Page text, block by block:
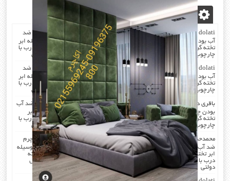
آخرین دیدگاه‌ها
dolatiدر صدا گیر…درب اکوستیک…چرم کردن درب با مرغوب ترین چرم ضد
آب بودن چرم …در هنگام چرم کردن همه ی درز های درب و چارچوب بوسیله ابر
تخته گرفته میشود که جلوی صدا را میگیرد . کار در محل انجام میشود که درب با
چارچوب فیکس میشود۰۹۱۹۶۳۷۵۸۰۰-۰۹۳۰۷۸۰۱۷۸۸مهندس دولتی
dolati
صدا گیر…درب اکوستیک…چرم کردن درب با مرغوب ترین چرم ضد
آب بودن چرم …در هنگام چرم کردن همه ی درز های درب و چارچوب بوسیله ابر
تخته گرفته میشود که جلوی صدا را میگیرد . کار در محل انجام میشود که درب با
چارچوب فیکس میشود۰۹۱۹۶۳۷۵۸۰۰-۰۹۳۰۷۸۰۱۷۸۸مهندس دولتی
باقری در
صدا گیر…درب اکوستیک…چرم کردن درب با مرغوب ترین چرم ضد آب
بودن چرم …در هنگام چرم کردن همه ی درز های درب و چارچوب بوسیله ابر
تخته گرفته میشود که جلوی صدا را میگیرد . کار در محل انجام میشود که درب با
چارچوب فیکس میشود۰۹۱۹۶۳۷۵۸۰۰-۰۹۳۰۷۸۰۱۷۸۸مهندس دولتی
محمدحسندر صدا گیر…درب اکوستیک…چرم کردن درب با مرغوب ترین چرم
ضد آب بودن چرم …در هنگام چرم کردن همه ی درز های درب و چارچوب بوسیله
ابر تخته گرفته میشود که جلوی صدا را میگیرد . کار در محل انجام میشود که
درب با چارچوب فیکس میشود۰۹۱۹۶۳۷۵۸۰۰-۰۹۳۰۷۸۰۱۷۸۸مهندس
دولتی